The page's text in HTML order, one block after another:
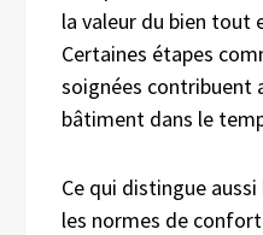
la valeur du bien tout
Certaines étapes
soignées contribuent
bâtiment dans le
Ce qui distingue
les normes de